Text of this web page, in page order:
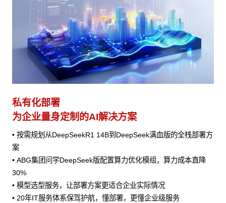
私有化部署
为企业量身定制的AI解决方案
• 按需规划从DeepSeekR1 14B到DeepSeek满血版的全栈部署方
案
• ABG集团问学DeepSeek版配置算力优化模组，算力成本直降
30%
• 模型选型服务，让部署方案更适合企业实际情况
• 20年IT服务体系保驾护航，懂部署，更懂企业级服务